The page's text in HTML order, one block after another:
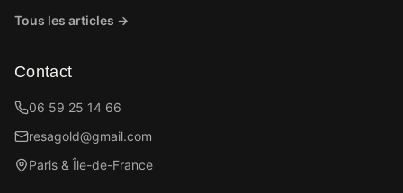
Tous les articles →
Contact
06 59 25 14 66
resagold@gmail.com
Paris & Île-de-France